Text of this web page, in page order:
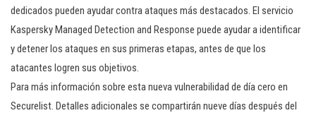
dedicados pueden ayudar contra ataques más destacados. El servicio
Kaspersky Managed Detection and Response puede ayudar a identificar
y detener los ataques en sus primeras etapas, antes de que los
atacantes logren sus objetivos.
Para más información sobre esta nueva vulnerabilidad de día cero en
Securelist. Detalles adicionales se compartirán nueve días después del